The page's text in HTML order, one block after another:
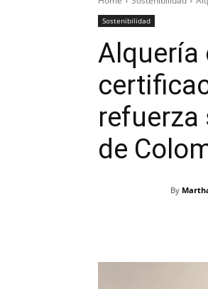
Sostenibilidad
Alquería
de
By